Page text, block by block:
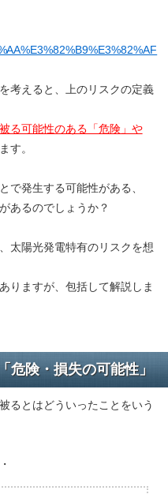
考えると、上のリスクの定義
る可能性のある「危険」や
す。
で発生する可能性がある、
あるのでしょうか？
太陽光発電特有のリスクを想
りますが、包括して解説しま
危険・損失の可能性」
るとはどういったことをいう